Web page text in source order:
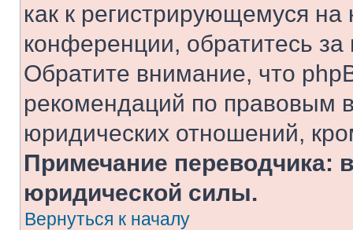
как к регистрирующемуся
конференции, обратитесь
Обратите внимание, что
рекомендаций по правовым
юридических отношений,
Примечание переводчика:
юридической силы.
Вернуться к началу